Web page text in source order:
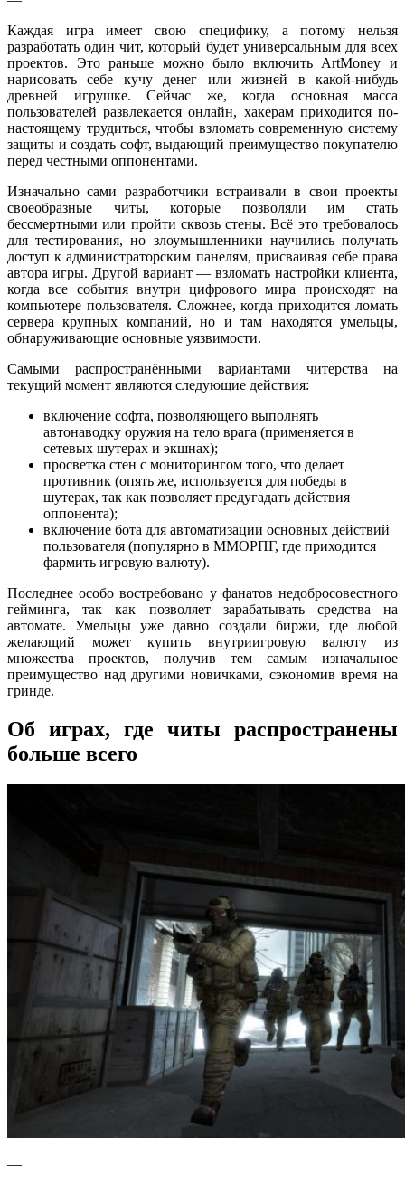
Каждая игра имеет свою специфику, а потому нельзя
разработать один чит, который будет универсальным для всех
проектов. Это раньше можно было включить ArtMoney и
нарисовать себе кучу денег или жизней в какой-нибудь
древней игрушке. Сейчас же, когда основная масса
пользователей развлекается онлайн, хакерам приходится по-
настоящему трудиться, чтобы взломать современную систему
защиты и создать софт, выдающий преимущество покупателю
перед честными оппонентами.
Изначально сами разработчики встраивали в свои проекты
своеобразные читы, которые позволяли им стать
бессмертными или пройти сквозь стены. Всё это требовалось
для тестирования, но злоумышленники научились получать
доступ к администраторским панелям, присваивая себе права
автора игры. Другой вариант — взломать настройки клиента,
когда все события внутри цифрового мира происходят на
компьютере пользователя. Сложнее, когда приходится ломать
сервера крупных компаний, но и там находятся умельцы,
обнаруживающие основные уязвимости.
Самыми распространёнными вариантами читерства на
текущий момент являются следующие действия:
включение софта, позволяющего выполнять
автонаводку оружия на тело врага (применяется в
сетевых шутерах и экшнах);
просветка стен с мониторингом того, что делает
противник (опять же, используется для победы в
шутерах, так как позволяет предугадать действия
оппонента);
включение бота для автоматизации основных действий
пользователя (популярно в ММОРПГ, где приходится
фармить игровую валюту).
Последнее особо востребовано у фанатов недобросовестного
гейминга, так как позволяет зарабатывать средства на
автомате. Умельцы уже давно создали биржи, где любой
желающий может купить внутриигровую валюту из
множества проектов, получив тем самым изначальное
преимущество над другими новичками, сэкономив время на
гринде.
Об играх, где читы распространены
больше всего
—